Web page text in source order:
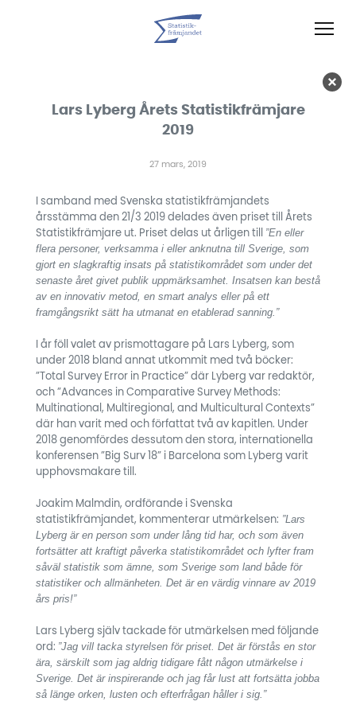
Lars Lyberg Årets Statistikfrämjare
2019
27 mars, 2019
I samband med Svenska statistikfrämjandets
årsstämma den 21/3 2019 delades även priset till Årets
Statistikfrämjare ut. Priset delas ut årligen till
”En eller
flera personer, verksamma i eller anknutna till Sverige, som
gjort en slagkraftig insats på statistikområdet som under det
senaste året givet publik uppmärksamhet. Insatsen kan bestå
av en innovativ metod, en smart analys eller på ett
framgångsrikt sätt ha utmanat en etablerad sanning.”
I år föll valet av prismottagare på Lars Lyberg, som
under 2018 bland annat utkommit med två böcker:
”Total Survey Error in Practice” där Lyberg var redaktör,
och ”Advances in Comparative Survey Methods:
Multinational, Multiregional, and Multicultural Contexts”
där han varit med och författat två av kapitlen. Under
2018 genomfördes dessutom den stora, internationella
konferensen ”Big Surv 18” i Barcelona som Lyberg varit
upphovsmakare till.
Joakim Malmdin, ordförande i Svenska
statistikfrämjandet, kommenterar utmärkelsen: ”Lars
Lyberg är en person som under lång tid har, och som även
fortsätter att kraftigt påverka statistikområdet och lyfter fram
såväl statistik som ämne, som Sverige som land både för
statistiker och allmänheten. Det är en värdig vinnare av 2019
års pris!”
Lars Lyberg själv tackade för utmärkelsen med följande
ord: ”Jag vill tacka styrelsen för priset. Det är förstås en stor
ära, särskilt som jag aldrig tidigare fått någon utmärkelse i
Sverige. Det är inspirerande och jag får lust att fortsätta jobba
så länge orken, lusten och efterfrågan håller i sig.”